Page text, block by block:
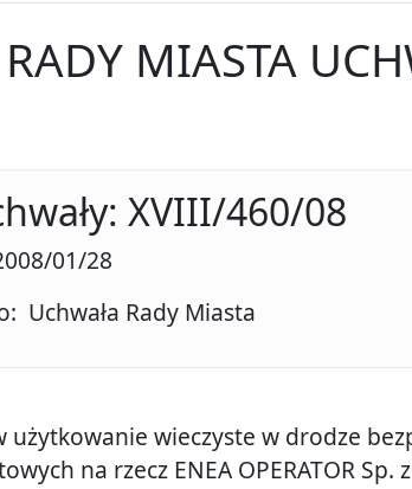
MIASTA
XVIII/460/08
01/28
Uchwała Rady Miasta
użytkowanie wieczyste w drodze
na rzecz ENEA OPERATOR Sp.